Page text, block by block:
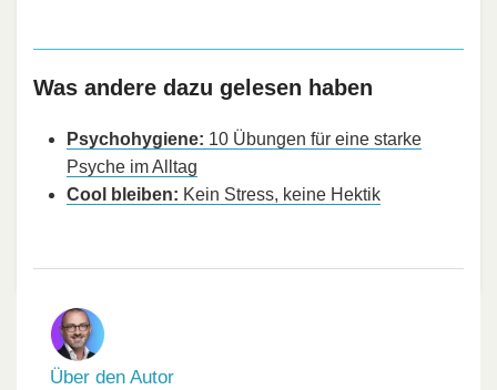
Was andere dazu gelesen haben
Psychohygiene: 10 Übungen für eine starke
Psyche im Alltag
Cool bleiben: Kein Stress, keine Hektik
Über den Autor